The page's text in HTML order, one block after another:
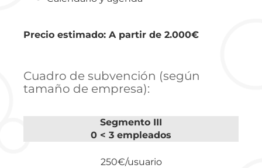
Precio estimado: A partir de 2.000€
Cuadro de subvención (según
tamaño de empresa):
Segmento III
0 < 3 empleados
250€/usuario